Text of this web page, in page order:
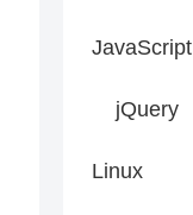
JavaScript
jQuery
Linux